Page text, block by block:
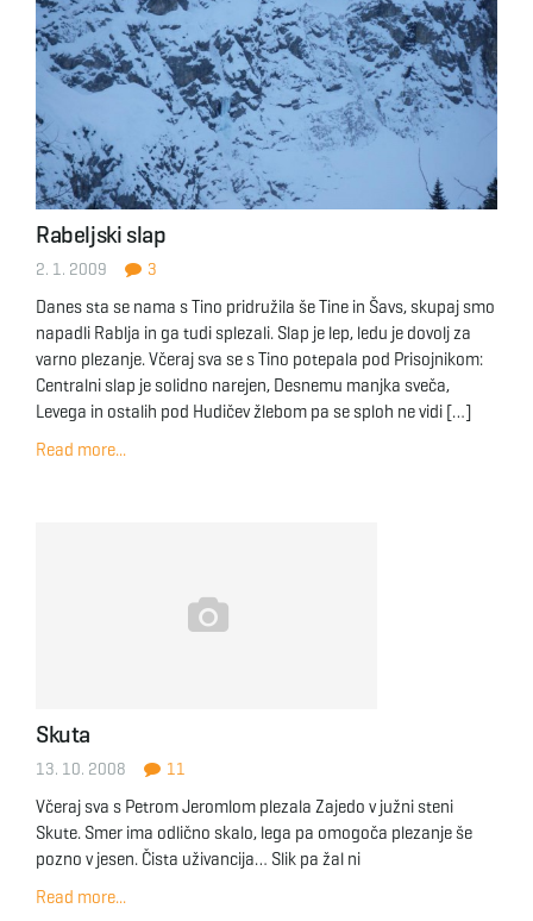
Rabeljski slap
2. 1. 2009 3
Danes sta se nama s Tino pridružila še Tine in Šavs, skupaj smo
napadli Rablja in ga tudi splezali. Slap je lep, ledu je dovolj za
varno plezanje. Včeraj sva se s Tino potepala pod Prisojnikom:
Centralni slap je solidno narejen, Desnemu manjka sveča,
Levega in ostalih pod Hudičev žlebom pa se sploh ne vidi […]
Read more...
Skuta
13. 10. 2008 11
Včeraj sva s Petrom Jeromlom plezala Zajedo v južni steni
Skute. Smer ima odlično skalo, lega pa omogoča plezanje še
pozno v jesen. Čista uživancija… Slik pa žal ni
Read more...